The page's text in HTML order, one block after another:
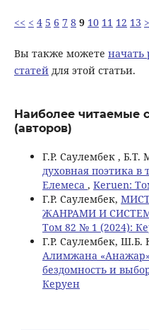
<< < 4 5 6 7 8 9 10 11 12 13 >
Вы также можете начать
статейдля этой статьи.
Наиболее читаемые
(авторов)
Г.Р. Саулембек , Б.Т.
духовная поэтика в
Eлемеса , Keruen:
Г.Р. Саулембек,
ЖАНРАМИ И
Том 82 № 1 (2024):
Г.Р. Саулембек, Ш.Б.
Алимжана
бездомность и
Керуен